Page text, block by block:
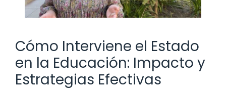
Cómo Interviene el Estado
en la Educación: Impacto y
Estrategias Efectivas